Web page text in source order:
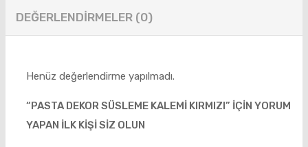
DEĞERLENDIRMELER (0)
Henüz değerlendirme yapılmadı.
“PASTA DEKOR SÜSLEME KALEMI KIRMIZI” IÇIN YORUM
YAPAN ILK KIŞI SIZ OLUN